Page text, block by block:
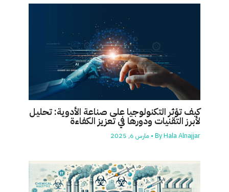
كيف تؤثر التكنولوجيا على صناعة الأدوية: تحليل
لأبرز التقنيات ودورها في تعزيز الكفاءة
ByHala Alnajjar
• مارس 6, 2025